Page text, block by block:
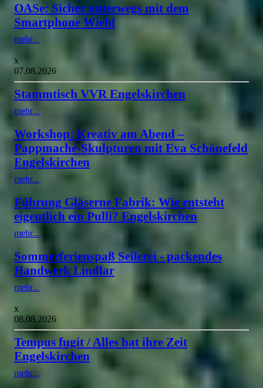
OASe: Sicher unterwegs mit dem
Smartphone Wiehl
mehr...
x
07.08.2026
Stammtisch VVR Engelskirchen
mehr...
Workshop: Kreativ am Abend –
Pappmaché-Skulpturen mit Eva Schönefeld
Engelskirchen
mehr...
Führung Gläserne Fabrik: Wie entsteht
eigentlich ein Pulli? Engelskirchen
mehr...
Sommerferienspaß Seilerei - packendes
Handwerk Lindlar
mehr...
x
08.08.2026
Tempus fugit / Alles hat ihre Zeit
Engelskirchen
mehr...